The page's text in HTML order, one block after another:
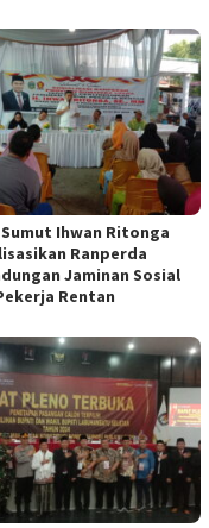
Sumut Ihwan Ritonga
Ranperda
Jaminan Sosial
Rentan